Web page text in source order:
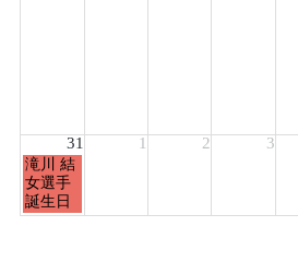
31 1 2 3
月
曜
日,
8
滝川 結
女選手
誕生日